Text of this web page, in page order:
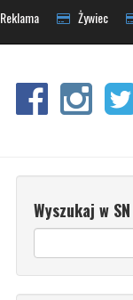
Reklama Żywiec
Wyszukaj w SN